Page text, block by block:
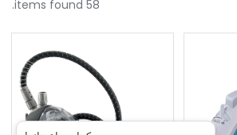
58 items found.